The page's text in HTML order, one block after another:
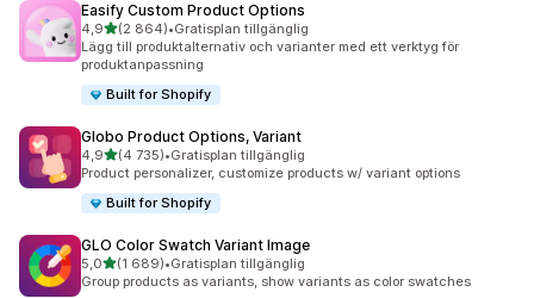
Easify Custom Product Options
4,9av 5 stjärnor
(2 864)
2864 recensioner totalt
•Gratisplan tillgänglig
Lägg till produktalternativ och varianter med ett verktyg för
produktanpassning
Built for Shopify
Globo Product Options, Variant
4,9av 5 stjärnor
(4 735)
4735 recensioner totalt
•Gratisplan tillgänglig
Product personalizer, customize products w/ variant options
Built for Shopify
GLO Color Swatch Variant Image
5,0av 5 stjärnor
(1 689)
1689 recensioner totalt
•Gratisplan tillgänglig
Group products as variants, show variants as color swatches